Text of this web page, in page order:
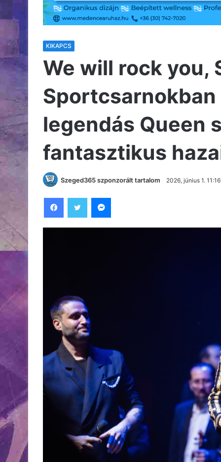
KIKAPCS
We will rock you,
legendás Queen
fantasztikus
Szeged365 szponzorált tartalom 2026, június 1. 11:16